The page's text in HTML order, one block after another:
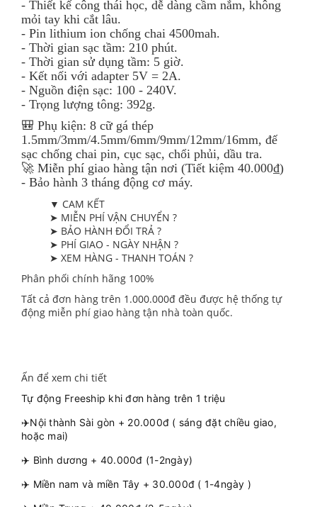
- Thiết kế công thái học, dễ dàng cầm nắm, không
mỏi tay khi cắt lâu.
- Pin lithium ion chống chai 4500mah.
- Thời gian sạc tầm: 210 phút.
- Thời gian sử dụng tầm: 5 giờ.
- Kết nối với adapter 5V = 2A.
- Nguồn điện sạc: 100 - 240V.
- Trọng lượng tông: 392g.
🎒 Phụ kiện: 8 cữ gá thép
1.5mm/3mm/4.5mm/6mm/9mm/12mm/16mm, đế
sạc chống chai pin, cục sạc, chổi phủi, dầu tra.
🚀 Miễn phí giao hàng tận nơi (Tiết kiệm 40.000₫)
- Bảo hành 3 tháng động cơ máy.
▼ CAM KẾT
➤ MIỄN PHÍ VẬN CHUYỂN ?
➤ BẢO HÀNH ĐỔI TRẢ ?
➤ PHÍ GIAO - NGÀY NHẬN ?
➤ XEM HÀNG - THANH TOÁN ?
Phân phối chính hãng 100%
Tất cả đơn hàng trên 1.000.000đ đều được hệ thống tự
động miễn phí giao hàng tận nhà toàn quốc.
Ấn để xem chi tiết
Tự động Freeship khi đơn hàng trên 1 triệu
✈️Nội thành Sài gòn + 20.000đ ( sáng đặt chiều giao,
hoặc mai)
✈️ Bình dương + 40.000đ (1-2ngày)
✈️ Miền nam và miền Tây + 30.000đ ( 1-4ngày )